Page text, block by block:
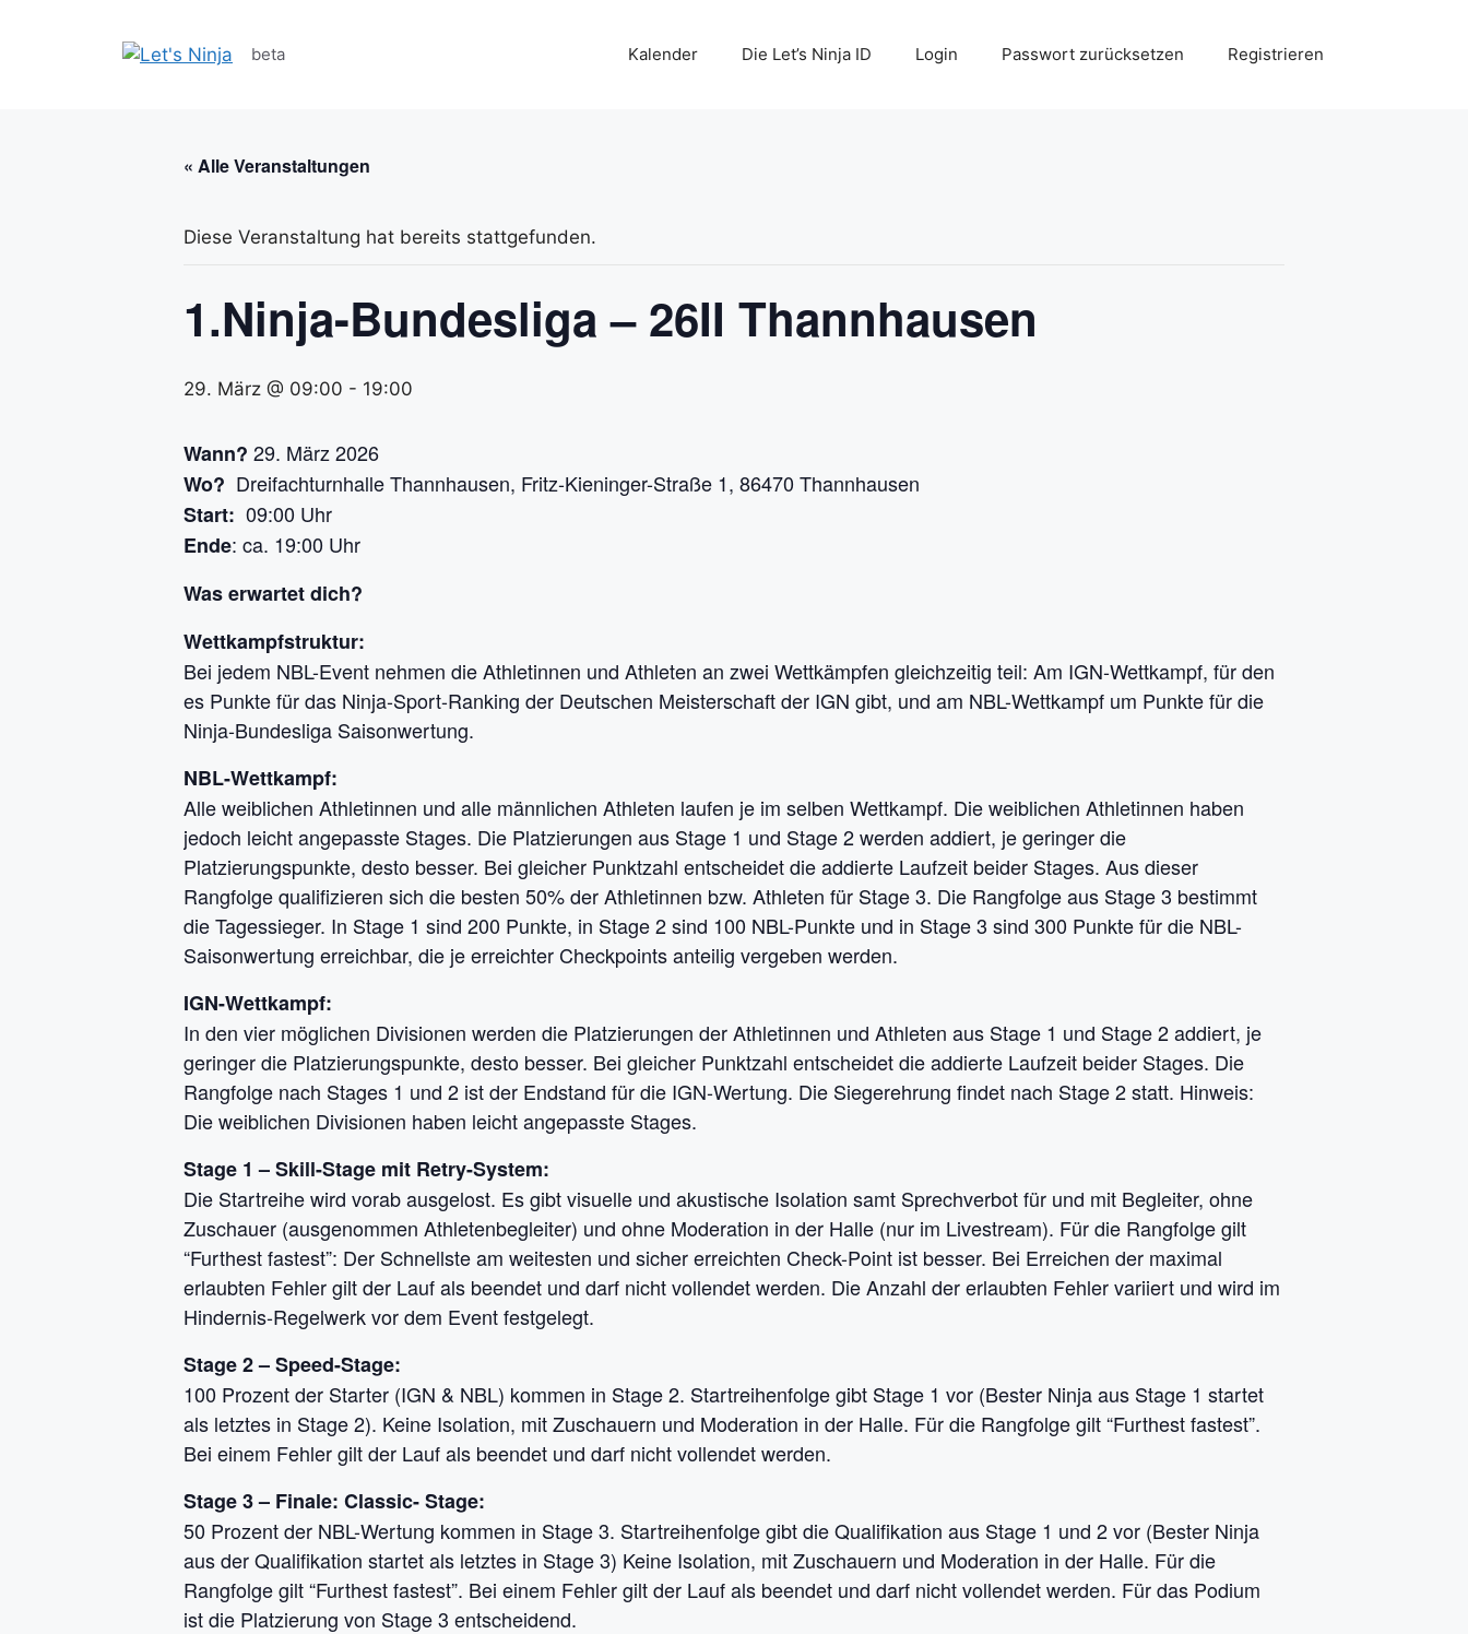
beta Kalender Die Let’s Ninja ID Login Passwort zurücksetzen Registrieren
« Alle Veranstaltungen
Diese Veranstaltung hat bereits stattgefunden.
1.Ninja-Bundesliga – 26II Thannhausen
29. März @ 09:00 - 19:00
Wann? 29. März 2026
Wo? Dreifachturnhalle Thannhausen, Fritz-Kieninger-Straße 1, 86470 Thannhausen
Start: 09:00 Uhr
Ende: ca. 19:00 Uhr
Was erwartet dich?
Wettkampfstruktur:
Bei jedem NBL-Event nehmen die Athletinnen und Athleten an zwei Wettkämpfen gleichzeitig teil: Am IGN-Wettkampf, für den
es Punkte für das Ninja-Sport-Ranking der Deutschen Meisterschaft der IGN gibt, und am NBL-Wettkampf um Punkte für die
Ninja-Bundesliga Saisonwertung.
NBL-Wettkampf:
Alle weiblichen Athletinnen und alle männlichen Athleten laufen je im selben Wettkampf. Die weiblichen Athletinnen haben
jedoch leicht angepasste Stages. Die Platzierungen aus Stage 1 und Stage 2 werden addiert, je geringer die
Platzierungspunkte, desto besser. Bei gleicher Punktzahl entscheidet die addierte Laufzeit beider Stages. Aus dieser
Rangfolge qualifizieren sich die besten 50% der Athletinnen bzw. Athleten für Stage 3. Die Rangfolge aus Stage 3 bestimmt
die Tagessieger. In Stage 1 sind 200 Punkte, in Stage 2 sind 100 NBL-Punkte und in Stage 3 sind 300 Punkte für die NBL-
Saisonwertung erreichbar, die je erreichter Checkpoints anteilig vergeben werden.
IGN-Wettkampf:
In den vier möglichen Divisionen werden die Platzierungen der Athletinnen und Athleten aus Stage 1 und Stage 2 addiert, je
geringer die Platzierungspunkte, desto besser. Bei gleicher Punktzahl entscheidet die addierte Laufzeit beider Stages. Die
Rangfolge nach Stages 1 und 2 ist der Endstand für die IGN-Wertung. Die Siegerehrung findet nach Stage 2 statt. Hinweis:
Die weiblichen Divisionen haben leicht angepasste Stages.
Stage 1 – Skill-Stage mit Retry-System:
Die Startreihe wird vorab ausgelost. Es gibt visuelle und akustische Isolation samt Sprechverbot für und mit Begleiter, ohne
Zuschauer (ausgenommen Athletenbegleiter) und ohne Moderation in der Halle (nur im Livestream). Für die Rangfolge gilt
“Furthest fastest”: Der Schnellste am weitesten und sicher erreichten Check-Point ist besser. Bei Erreichen der maximal
erlaubten Fehler gilt der Lauf als beendet und darf nicht vollendet werden. Die Anzahl der erlaubten Fehler variiert und wird im
Hindernis-Regelwerk vor dem Event festgelegt.
Stage 2 – Speed-Stage:
100 Prozent der Starter (IGN & NBL) kommen in Stage 2. Startreihenfolge gibt Stage 1 vor (Bester Ninja aus Stage 1 startet
als letztes in Stage 2). Keine Isolation, mit Zuschauern und Moderation in der Halle. Für die Rangfolge gilt “Furthest fastest”.
Bei einem Fehler gilt der Lauf als beendet und darf nicht vollendet werden.
Stage 3 – Finale: Classic- Stage:
50 Prozent der NBL-Wertung kommen in Stage 3. Startreihenfolge gibt die Qualifikation aus Stage 1 und 2 vor (Bester Ninja
aus der Qualifikation startet als letztes in Stage 3) Keine Isolation, mit Zuschauern und Moderation in der Halle. Für die
Rangfolge gilt “Furthest fastest”. Bei einem Fehler gilt der Lauf als beendet und darf nicht vollendet werden. Für das Podium
ist die Platzierung von Stage 3 entscheidend.